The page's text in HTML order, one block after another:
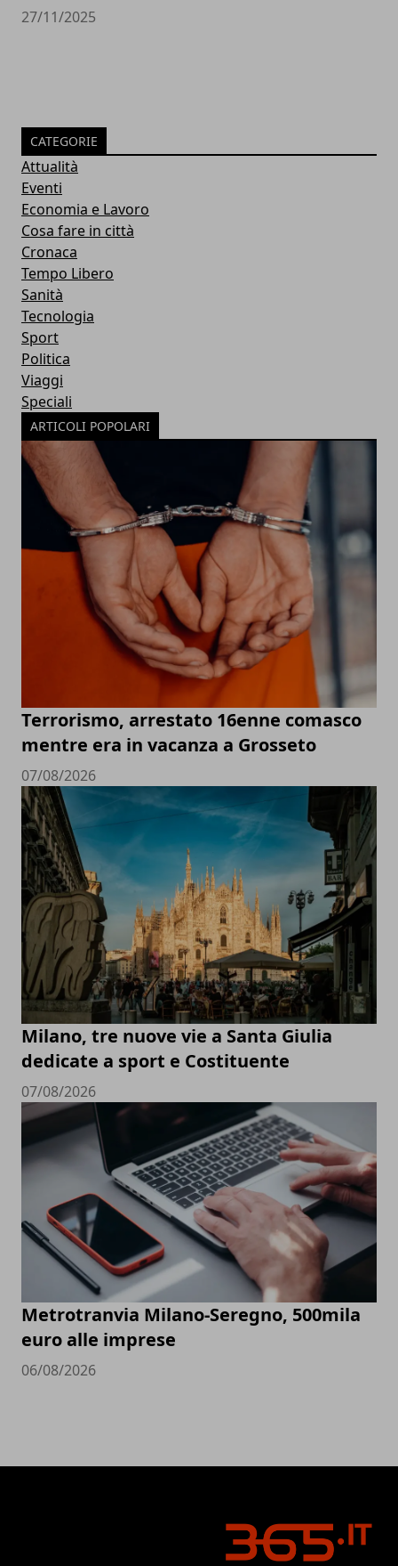
27/11/2025
CATEGORIE
Attualità
Eventi
Economia e Lavoro
Cosa fare in città
Cronaca
Tempo Libero
Sanità
Tecnologia
Sport
Politica
Viaggi
Speciali
ARTICOLI POPOLARI
Terrorismo, arrestato 16enne comasco
mentre era in vacanza a Grosseto
07/08/2026
Milano, tre nuove vie a Santa Giulia
dedicate a sport e Costituente
07/08/2026
Metrotranvia Milano-Seregno, 500mila
euro alle imprese
06/08/2026